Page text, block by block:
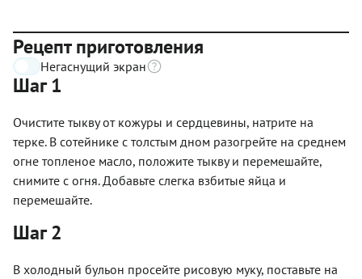
Рецепт приготовления
Негаснущий экран
Шаг 1
Очистите тыкву от кожуры и сердцевины, натрите на
терке. В сотейнике с толстым дном разогрейте на среднем
огне топленое масло, положите тыкву и перемешайте,
снимите с огня. Добавьте слегка взбитые яйца и
перемешайте.
Шаг 2
В холодный бульон просейте рисовую муку, поставьте на